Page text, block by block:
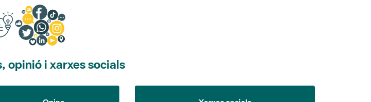
opinió i xarxes socials